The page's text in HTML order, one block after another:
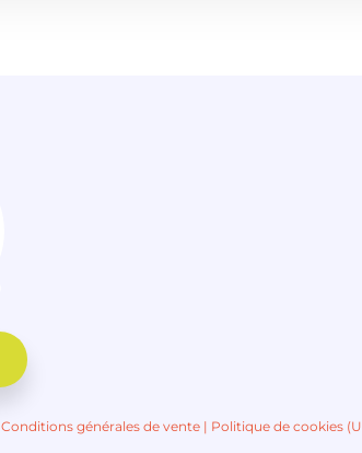
Conditions générales de vente | Politique de cookies